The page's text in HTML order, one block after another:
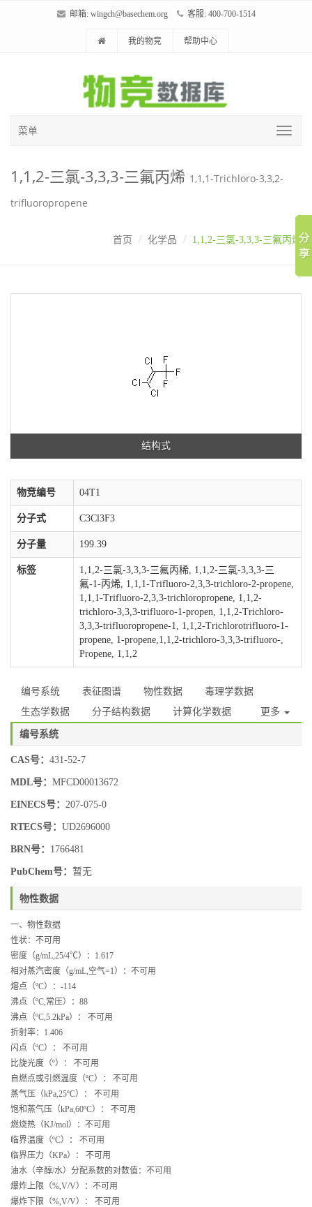
邮箱: wingch@basechem.org 客服: 400-700-1514
我的物竞 帮助中心
菜单
1,1,2-三氯-3,3,3-三氟丙烯 1,1,1-Trichloro-3,3,2-
trifluoropropene
首页 化学品 1,1,2-三氯-3,3,3-三氟丙烯
结构式
物竞编号 04T1
分子式 C3Cl3F3
分子量 199.39
标签
1,1,2-三氯-3,3,3-三氟丙稀, 1,1,2-三氯-3,3,3-三
氟-1-丙烯, 1,1,1-Trifluoro-2,3,3-trichloro-2-propene,
1,1,1-Trifluoro-2,3,3-trichloropropene, 1,1,2-
trichloro-3,3,3-trifluoro-1-propen, 1,1,2-Trichloro-
3,3,3-trifluoropropene-1, 1,1,2-Trichlorotrifluoro-1-
propene, 1-propene,1,1,2-trichloro-3,3,3-trifluoro-,
Propene, 1,1,2
编号系统 表征图谱 物性数据
毒理学数据
生态学数据
分子结构数据 计算化学数据 更多
编号系统
CAS号： 431-52-7
MDL号： MFCD00013672
EINECS号： 207-075-0
RTECS号： UD2696000
BRN号： 1766481
PubChem号： 暂无
物性数据
一、物性数据
性状： 不可用
密度（g/mL,25/4℃）：1.617
相对蒸汽密度（g/mL,空气=1）
： 不可用
熔点（ºC）： -114
沸点（ºC,常压）： 88
沸点（ºC,5.2kPa）： 不可用
折射率：1.406
闪点（ºC）： 不可用
比旋光度（º）： 不可用
自燃点或引燃温度（ºC）： 不可用
蒸气压（kPa,25ºC）： 不可用
饱和蒸气压（kPa,60ºC）： 不可用
燃烧热（KJ/mol）： 不可用
临界温度（ºC）： 不可用
临界压力（KPa）： 不可用
油水（辛醇/水）分配系数的对数值： 不可用
爆炸上限（%,V/V）： 不可用
爆炸下限（%,V/V）： 不可用